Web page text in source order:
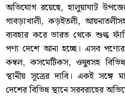
অভিযোগ রয়েছে, হালুয়াঘাট
গাবড়াখালী, কড়ইতলী, আয়নাতলীসহ
ব্যবহার করে ভারত থেকে শুল্ক
পণ্য দেশে আনা হচ্ছে। এসব
কম্বল, কসমেটিকস, ওষুধসহ
স্থানীয় সূত্রের দাবি। একই সঙ্গে
দেশের বিভিন্ন স্থানে সরবরাহের